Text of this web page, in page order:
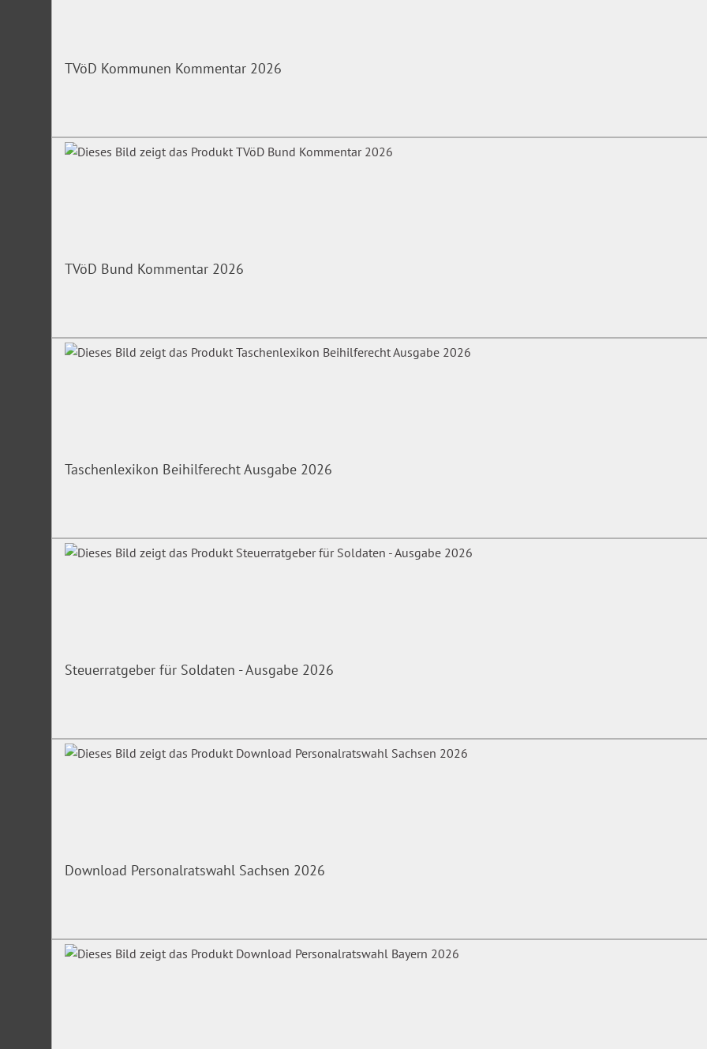
TVöD Kommunen Kommentar 2026
TVöD Bund Kommentar 2026
Taschenlexikon Beihilferecht Ausgabe 2026
Steuerratgeber für Soldaten - Ausgabe 2026
Download Personalratswahl Sachsen 2026